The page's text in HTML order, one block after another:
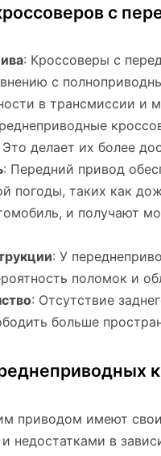
с
: Кроссоверы с
с
в трансмиссии и
делает их более
: Передний привод
погоды, таких как
и получают
: У
поломок и
: Отсутствие
больше
приводом имеют
недостатками в